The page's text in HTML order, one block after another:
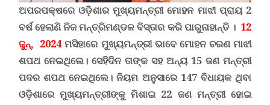
ଅପରପକ୍ଷରେ ଓଡ଼ିଶାର ମୁଖ୍ୟମନ୍ତ୍ରୀ ମୋହନ ମାଝୀ ପ୍ରାୟ 2
ବର୍ଷ ହେଲାଣି ନିଜମନ୍ତ୍ରିମଣ୍ଡଳବିସ୍ତାର କରି ପାରୁନାହାନ୍ତି । 12
ଜୁନ୍, 2024 ମସିହାରେ ମୁଖ୍ୟମନ୍ତ୍ରୀ ଭାବେ ମୋହନ ଚରଣ ମାଝୀ
ଶପଥ ନେଇଥିଲେ। ସେହିଦିନ ତାଙ୍କ ସହ ଅନ୍ୟ 15 ଜଣ ମନ୍ତ୍ରୀ
ପଦର ଶପଥ ନେଇଥିଲେ। ନିୟମ ଅନୁସାରେ 147 ବିଧାୟକ ଥିବା
ଓଡ଼ିଶାରେ ମୁଖ୍ୟମନ୍ତ୍ରୀଙ୍କୁ ମିଶାଇ 22 ଜଣ ମନ୍ତ୍ରୀ ହୋଇ